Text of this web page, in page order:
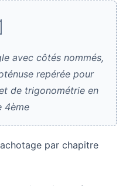
avec côtés nommés,
repérée pour
de trigonométrie en
4ème
par chapitre